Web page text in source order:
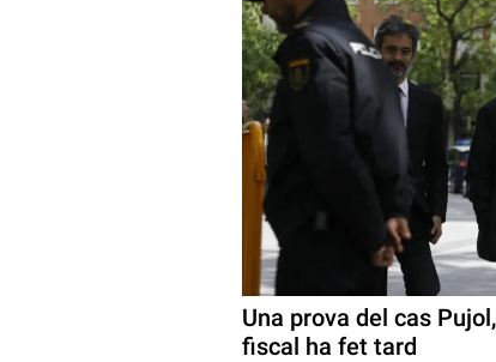
Una prova del cas
fiscal ha fet tard